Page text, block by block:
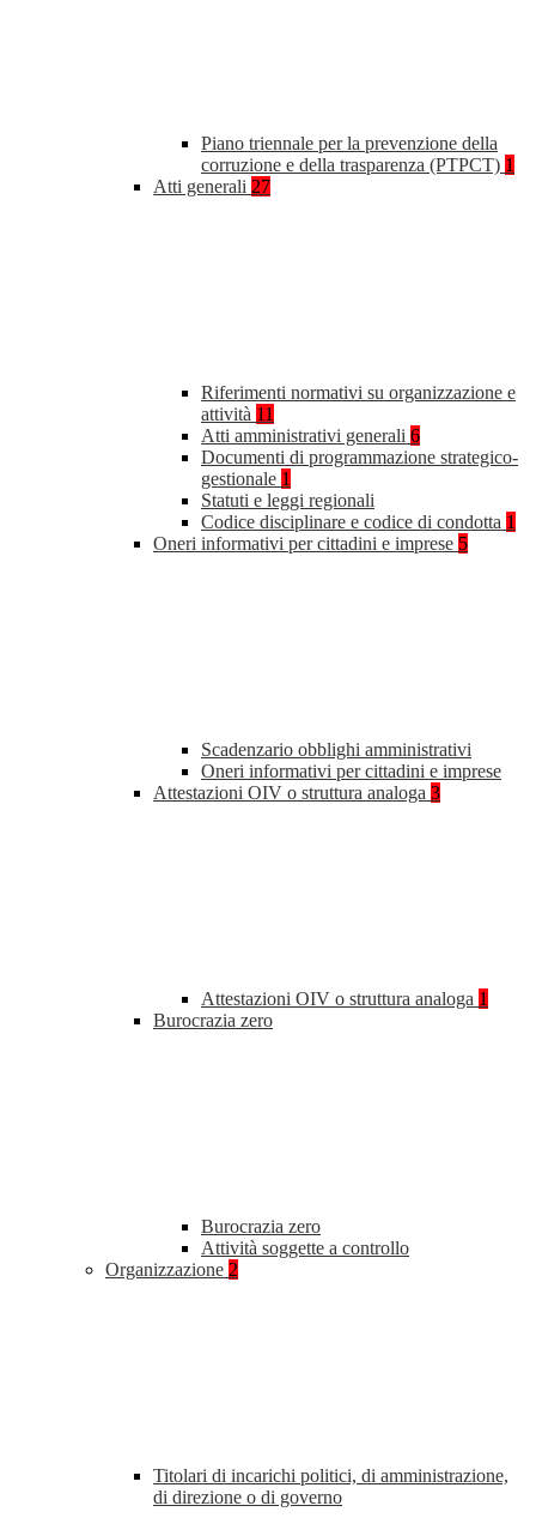
Piano triennale per la prevenzione della
corruzione e della trasparenza (PTPCT) 1
Atti generali 27
Riferimenti normativi su organizzazione e
attività 11
Atti amministrativi generali 6
Documenti di programmazione strategico-
gestionale 1
Statuti e leggi regionali
Codice disciplinare e codice di condotta 1
Oneri informativi per cittadini e imprese 5
Scadenzario obblighi amministrativi
Oneri informativi per cittadini e imprese
Attestazioni OIV o struttura analoga 3
Attestazioni OIV o struttura analoga 1
Burocrazia zero
Burocrazia zero
Attività soggette a controllo
Organizzazione 2
Titolari di incarichi politici, di amministrazione,
di direzione o di governo